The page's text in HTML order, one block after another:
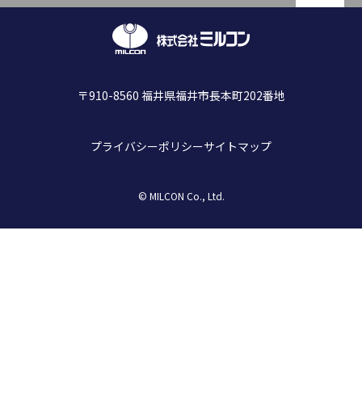
〒910-8560 福井県福井市長本町202番地
プライバシーポリシーサイトマップ
© MILCON Co., Ltd.